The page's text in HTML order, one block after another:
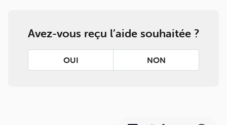
Avez-vous reçu l’aide souhaitée ?
OUI NON